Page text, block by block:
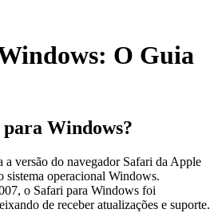
O Guia
Windows?
versão do navegador Safari da Apple
sistema operacional Windows.
o Safari para Windows foi
de receber atualizações e suporte.